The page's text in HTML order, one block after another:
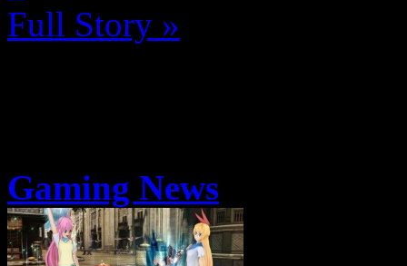
Full Story »
Gaming News